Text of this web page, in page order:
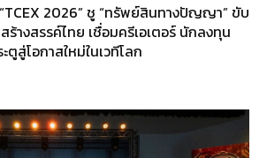
2026” ชู “ทรัพย์สินทางปัญญา” ขับ
างสรรค์ไทย เชื่อมครีเอเตอร์ นักลงทุน
สู่โอกาสใหม่ในเวทีโลก